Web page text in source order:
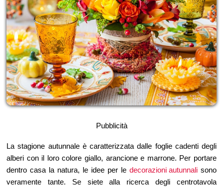
Pubblicità
La stagione autunnale è caratterizzata dalle foglie cadenti degli
alberi con il loro colore giallo, arancione e marrone. Per portare
dentro casa la natura, le idee per le decorazioni autunnali sono
veramente tante. Se siete alla ricerca degli centrotavola